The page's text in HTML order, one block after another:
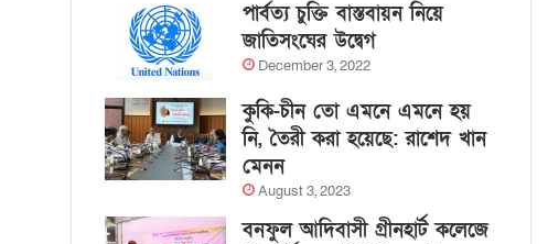
পার্বত্য চুক্তি বাস্তবায়ন নিয়ে
জাতিসংঘের উদ্বেগ
December 3, 2022
কুকি-চীন তো এমনে এমনে হয়
নি, তৈরী করা হয়েছে: রাশেদ খান
মেনন
August 3, 2023
বনফুল আদিবাসী গ্রীনহার্ট কলেজে